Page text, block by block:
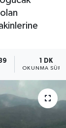
1 DK
OKUNMA